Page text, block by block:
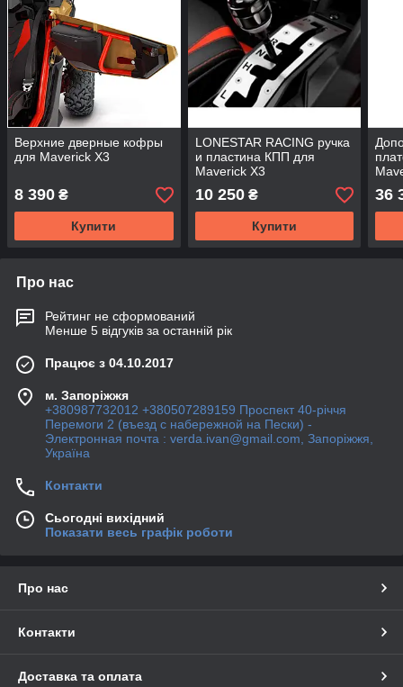
Верхние дверные кофры
для Maverick X3
8 390 ₴
Купити
LONESTAR RACING ручка
и пластина КПП для
Maverick X3
10 250₴
Купити
36
Про нас
Рейтинг не сформований
Менше 5 відгуків за останній рік
Працює з 04.10.2017
м. Запоріжжя
+380987732012 +380507289159 Проспект 40-рiччя
Перемоги 2 (въезд с набережной на Пески) -
Электронная почта : verda.ivan@gmail.com, Запоріжжя,
Україна
Контакти
Сьогодні вихідний
Показати весь графік роботи
Про нас
Контакти
Доставка та оплата